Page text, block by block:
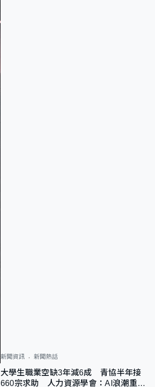
新聞資訊 新聞熱話
大學生職業空缺3年減6成 青協半年接
660宗求助 人力資源學會：AI浪潮重整